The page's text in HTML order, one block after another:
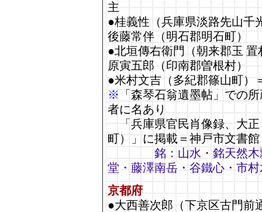
主
●桂義性（兵庫県淡路先山千
後藤常伴（明石郡明石町）
●北垣傳右衛門（朝来郡玉
原寅五郎（印南郡曽根村）
●米村文吉（多紀郡篠山町
※
「森琴石翁遺墨帖」での
者に名あり
「兵庫県官民肖像録、大
町）」に掲載＝神戸市文書館
銘：山水・銘天然木
堂・藤澤南岳・谷鐵心・市
京都府
●大西善次郎（下京区古門前